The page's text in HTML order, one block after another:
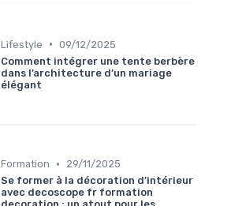
Lifestyle • 09/12/2025
Comment intégrer une tente berbère
dans l’architecture d’un mariage
élégant
Formation •
29/11/2025
Se former à la décoration d’intérieur
avec decoscope fr formation